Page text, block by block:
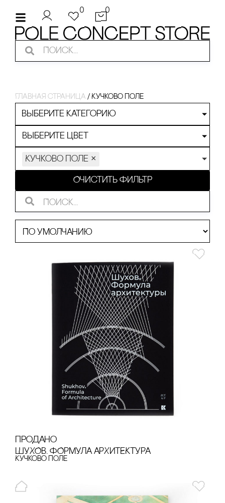
0 0
Главная страница / Кучково поле
Выберите категорию
Выберите цвет
Кучково поле ×
Очистить фильтр
продано
ШУХОВ. ФОРМУЛА АРХИТЕКТУРА
Кучково поле